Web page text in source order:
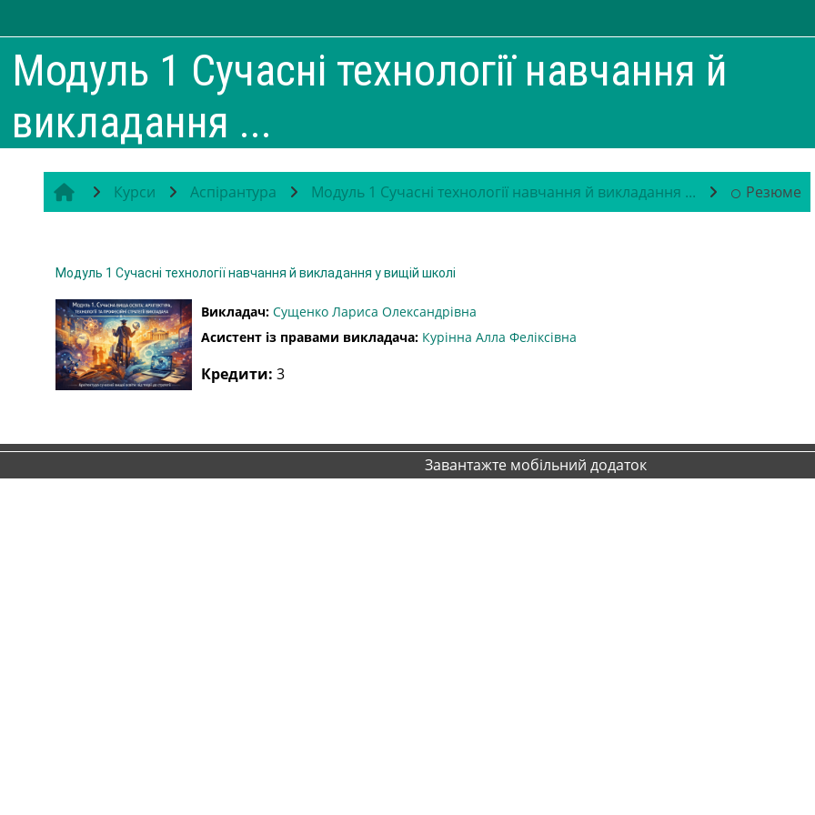
Модуль 1 Сучасні технології навчання й
викладання ...
Курси Аспірантура Модуль 1 Сучасні технології навчання й викладання ... Резюме
Модуль 1 Сучасні технології навчання й викладання у вищій школі
Викладач:Сущенко Лариса Олександрівна
Асистент із правами викладача: Курінна Алла Феліксівна
Кредити:3
Завантажте мобільний додаток